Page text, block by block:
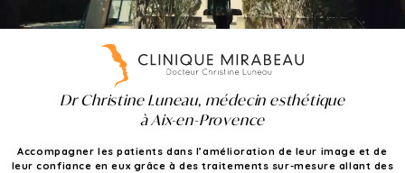
Dr Christine Luneau, médecin esthétique
à Aix-en-Provence
Accompagner les patients dans l’amélioration de leur image et de
leur confiance en eux grâce à des traitements sur-mesure allant des